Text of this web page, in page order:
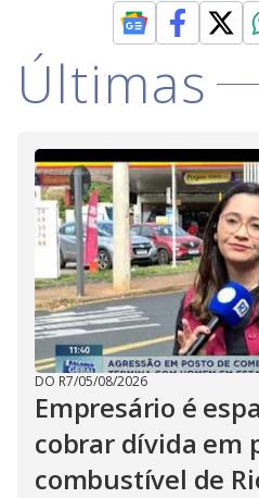
Últimas
DO R7/05/08/2026
Empresário é
cobrar dívida em
combustível de